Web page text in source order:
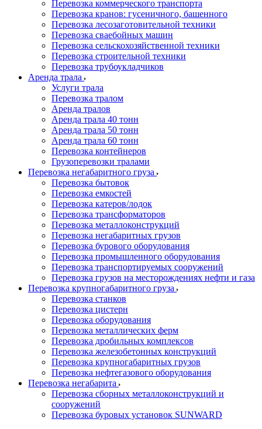
Перевозка коммерческого транспорта
Перевозка кранов: гусеничного, башенного
Перевозка лесозаготовительной техники
Перевозка сваебойных машин
Перевозка сельскохозяйственной техники
Перевозка строительной техники
Перевозка трубоукладчиков
Аренда трала
Услуги трала
Перевозка тралом
Аренда тралов
Аренда трала 40 тонн
Аренда трала 50 тонн
Аренда трала 60 тонн
Перевозка контейнеров
Грузоперевозки тралами
Перевозка негабаритного груза
Перевозка бытовок
Перевозка емкостей
Перевозка катеров/лодок
Перевозка трансформаторов
Перевозка металлоконструкций
Перевозка негабаритных грузов
Перевозка бурового оборудования
Перевозка промышленного оборудования
Перевозка транспортируемых сооружений
Перевозка грузов на месторождениях нефти и газа
Перевозка крупногабаритного груза
Перевозка станков
Перевозка цистерн
Перевозка оборудования
Перевозка металлических ферм
Перевозка дробильных комплексов
Перевозка железобетонных конструкций
Перевозка крупногабаритных грузов
Перевозка нефтегазового оборудования
Перевозка негабарита
Перевозка сборных металлоконструкций и
сооружений
Перевозка буровых установок SUNWARD